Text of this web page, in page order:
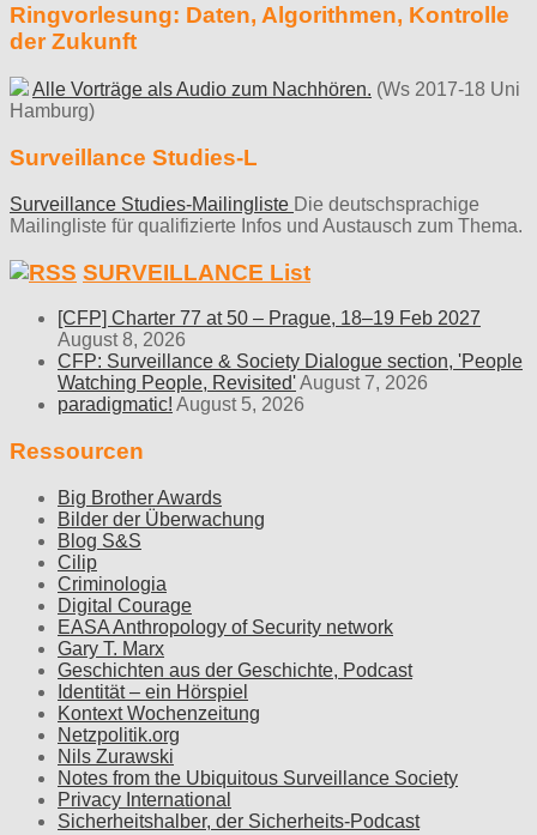
Ringvorlesung: Daten, Algorithmen, Kontrolle
der Zukunft
Alle Vorträge als Audio zum Nachhören. (Ws 2017-18 Uni
Hamburg)
Surveillance Studies-L
Surveillance Studies-Mailingliste Die deutschsprachige
Mailingliste für qualifizierte Infos und Austausch zum Thema.
SURVEILLANCE List
[CFP] Charter 77 at 50 – Prague, 18–19 Feb 2027
August 8, 2026
CFP: Surveillance & Society Dialogue section, 'People
Watching People, Revisited'August 7, 2026
paradigmatic! August 5, 2026
Ressourcen
Big Brother Awards
Bilder der Überwachung
Blog S&S
Cilip
Criminologia
Digital Courage
EASA Anthropology of Security network
Gary T. Marx
Geschichten aus der Geschichte, Podcast
Identität – ein Hörspiel
Kontext Wochenzeitung
Netzpolitik.org
Nils Zurawski
Notes from the Ubiquitous Surveillance Society
Privacy International
Sicherheitshalber, der Sicherheits-Podcast